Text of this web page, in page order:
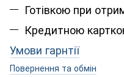
Готівкою при
Кредитною
Умови гарнтії
Повернення та обмін